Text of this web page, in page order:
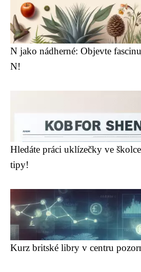
N jako nádherné: Objevte
N!
Hledáte práci uklízečky ve
tipy!
Kurz britské libry v centru